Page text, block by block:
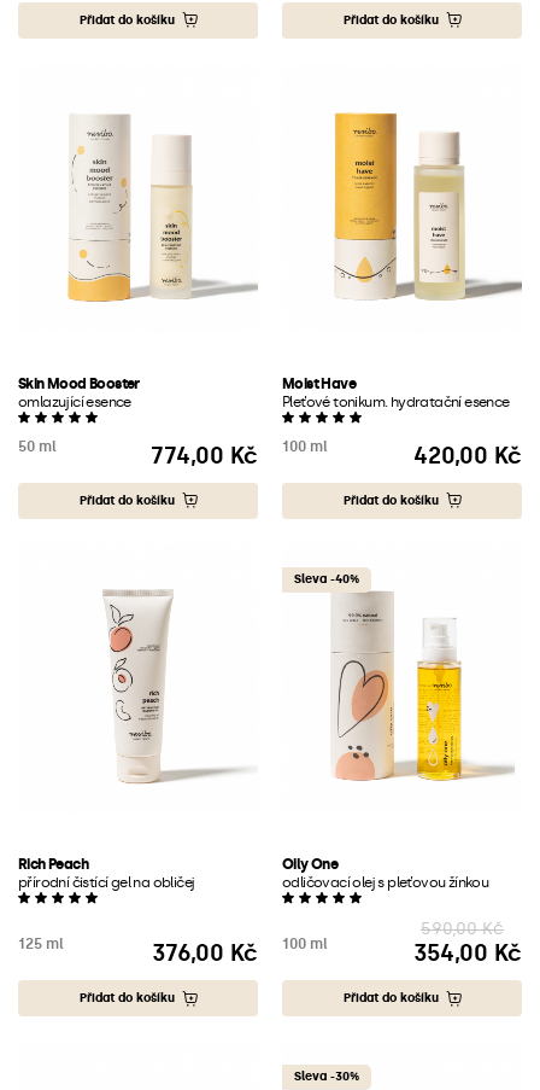
Přidat do košíku Přidat do košíku
Skin Mood Booster
omlazující esence
50 ml
Cena
774,00 Kč
Přidat do košíku
Moist Have
Pleťové tonikum. hydratační esence
100 ml
Cena
420,00 Kč
Přidat do košíku
Rich Peach
přírodní čistící gel na obličej
125 ml
Cena
376,00 Kč
Přidat do košíku
Sleva -40%
Oily One
odličovací olej s pleťovou žínkou
100 ml
590,00 Kč
Cena
354,00 Kč
Přidat do košíku
Sleva -30%